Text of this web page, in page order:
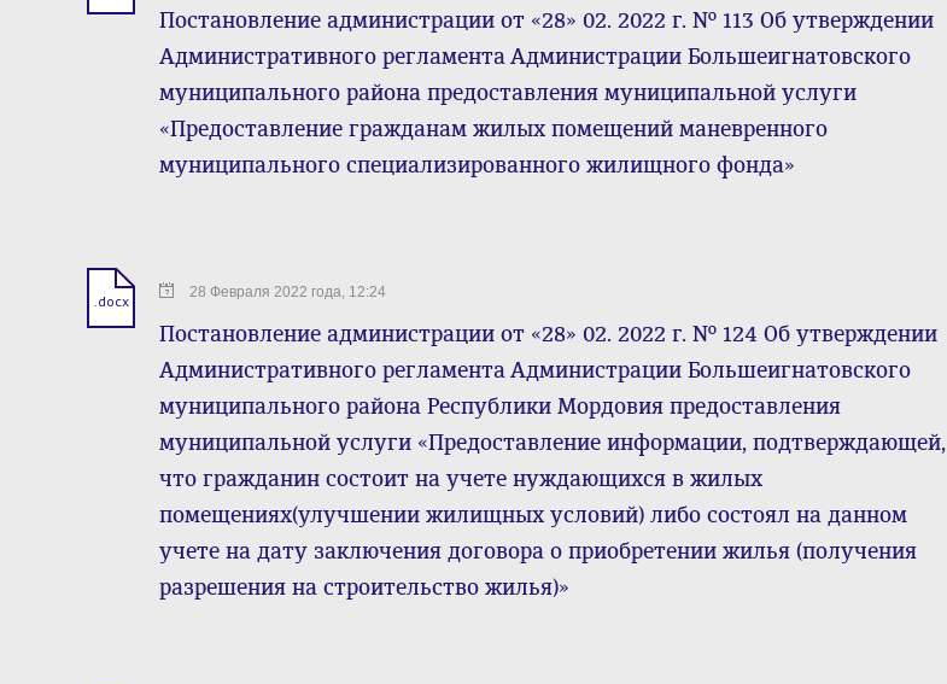
Постановление администрации от «28» 02. 2022 г. № 113 Об утверждении
Административного регламента Администрации Большеигнатовского
муниципального района предоставления муниципальной услуги
«Предоставление гражданам жилых помещений маневренного
муниципального специализированного жилищного фонда»
.docx 28 Февраля 2022 года, 12:24
Постановление администрации от «28» 02. 2022 г. № 124 Об утверждении
Административного регламента Администрации Большеигнатовского
муниципального района Республики Мордовия предоставления
муниципальной услуги «Предоставление информации, подтверждающей,
что гражданин состоит на учете нуждающихся в жилых
помещениях(улучшении жилищных условий) либо состоял на данном
учете на дату заключения договора о приобретении жилья (получения
разрешения на строительство жилья)»